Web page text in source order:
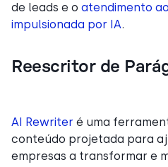
de leads e o atendimento
impulsionada por IA.
Reescritor de
AI Rewriter é uma
conteúdo projetada para
empresas a transformar e